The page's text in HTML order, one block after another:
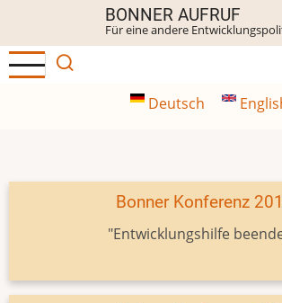
Inhalt
BONNER AUFRUF
Für eine andere
Deutsch
Bonner Konferenz
"Entwicklungshilfe